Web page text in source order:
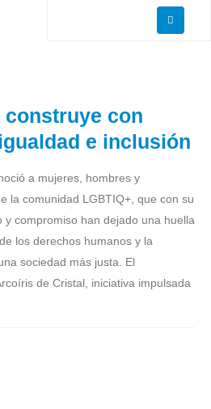
construye con
e inclusión
a mujeres, hombres y
la comunidad LGBTIQ+, que con su
y compromiso han dejado una huella
los derechos humanos y la
sociedad más justa. El
de Cristal, iniciativa impulsada